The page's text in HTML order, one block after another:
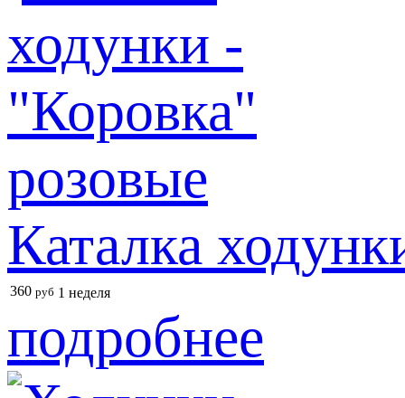
Каталка
360 руб 1 неделя
подробнее